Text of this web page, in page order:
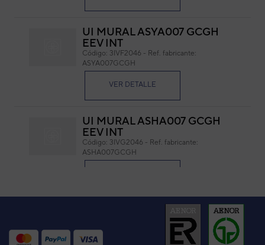
UI MURAL ASYA007 GCGH
EEV INT
Código: 3IVF2046 - Ref. fabricante:
ASYA007GCGH
VER DETALLE
UI MURAL ASHA007 GCGH
EEV INT
Código: 3IVG2046 - Ref. fabricante:
ASHA007GCGH
UNIDAD INTERIOR VRF
PARED GENERAL
ASHA009GCGH CON EEV
Código:
Ref. fabricante: